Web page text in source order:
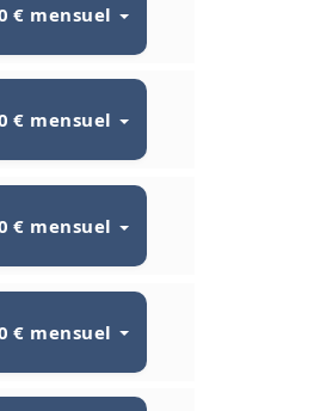
€ mensuel
€ mensuel
€ mensuel
€ mensuel